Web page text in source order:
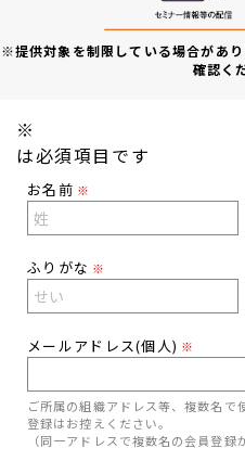
※提供対象を制限している場合があ
確認く
※
は必須項目です
お名前 ※
ふりがな ※
メールアドレス(個人) ※
ご所属の組織アドレス等、複数名で
登録はお控えください。
（同一アドレスで複数名の会員登録